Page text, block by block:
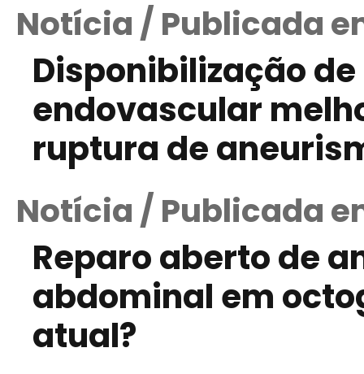
Notícia / Publicada
Disponibilização
endovascular
ruptura de
Notícia / Publicada
Reparo aberto de
abdominal em
atual?